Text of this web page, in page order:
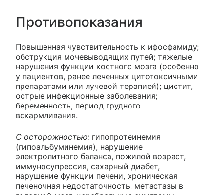
Противопоказания
Повышенная чувствительность к ифосфамиду;
обструкция мочевыводящих путей; тяжелые
нарушения функции костного мозга (особенно
у пациентов, ранее леченных цитотоксичными
препаратами или лучевой терапией); цистит,
острые инфекционные заболевания;
беременность, период грудного
вскармливания.
С осторожностью: гипопротеинемия
(гипоальбуминемия), нарушение
электролитного баланса, пожилой возраст,
иммуносупрессия, сахарный диабет,
нарушение функции печени, хроническая
печеночная недостаточность, метастазы в